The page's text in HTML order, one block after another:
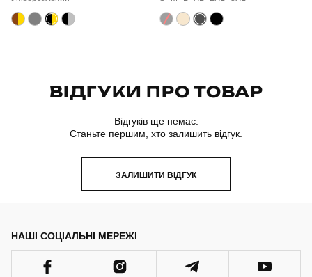
ВІДГУКИ ПРО ТОВАР
Відгуків ще немає.
Станьте першим, хто залишить відгук.
ЗАЛИШИТИ ВІДГУК
НАШІ СОЦІАЛЬНІ МЕРЕЖІ